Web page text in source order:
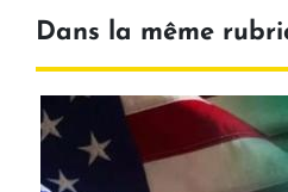
Dans la même